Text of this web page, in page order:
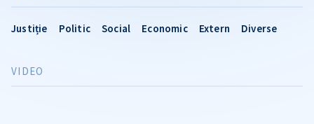
Justiție Politic Social Economic Extern Diverse
VIDEO